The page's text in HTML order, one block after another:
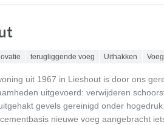
terugliggende voeg Uithakken
uit 1967 in Lieshout is door ons
uitgevoerd: verwijderen
gevels gereinigd onder
nieuwe voeg aangebracht